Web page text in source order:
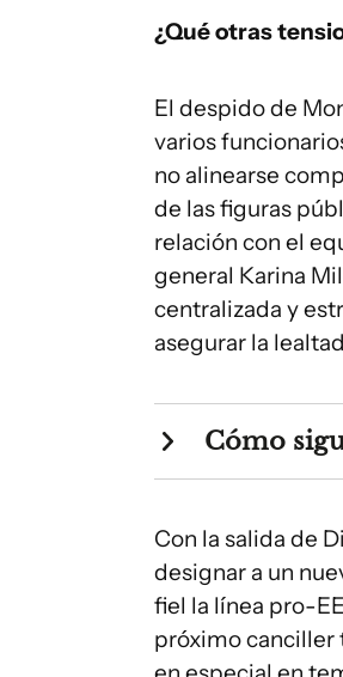
¿Qué otras
El despido de
varios
no alinearse
de las figuras
relación con el
general Karina
centralizada y
asegurar la
Cómo
Con la salida de
designar a un
fiel la línea pro-
próximo canciller